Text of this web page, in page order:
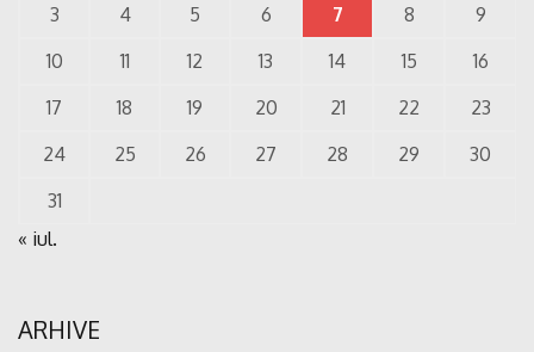
3
4 5 6 7 8
9
10
11 12 13 14 15
16
17
18 19 20 21 22
23
24
25 26 27 28 29
30
31
« iul.
ARHIVE